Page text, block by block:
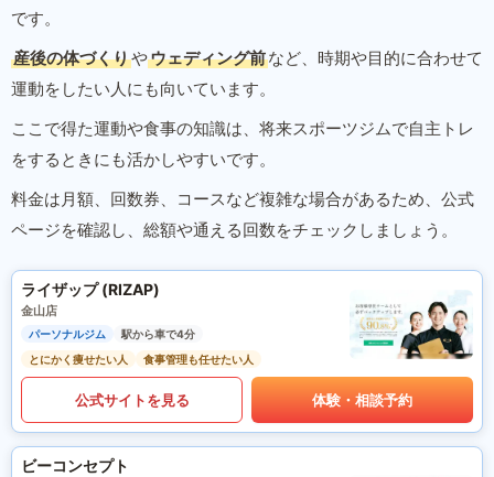
です。
産後の体づくりやウェディング前など、時期や目的に合わせて
運動をしたい人にも向いています。
ここで得た運動や食事の知識は、将来スポーツジムで自主トレ
をするときにも活かしやすいです。
料金は月額、回数券、コースなど複雑な場合があるため、公式
ページを確認し、総額や通える回数をチェックしましょう。
ライザップ (RIZAP)
金山店
パーソナルジム
駅から車で4分
とにかく痩せたい人
食事管理も任せたい人
公式サイトを見る 体験・相談予約
ビーコンセプト